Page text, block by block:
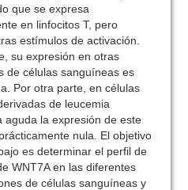
que se expresa
en linfocitos T, pero
estímulos de activación.
su expresión en otras
de células sanguíneas es
Por otra parte, en células
de leucemia
aguda la expresión de este
nula. El objetivo
es determinar el perfil de
WNT7A en las diferentes
de células sanguíneas y